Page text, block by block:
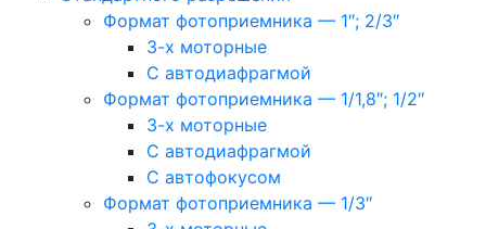
Формат фотоприемника — 1″; 2/3″
3-х моторные
С автодиафрагмой
Формат фотоприемника — 1/1,8″; 1/2″
3-х моторные
С автодиафрагмой
С автофокусом
Формат фотоприемника — 1/3″